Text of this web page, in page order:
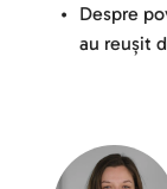
Despre
au reușit